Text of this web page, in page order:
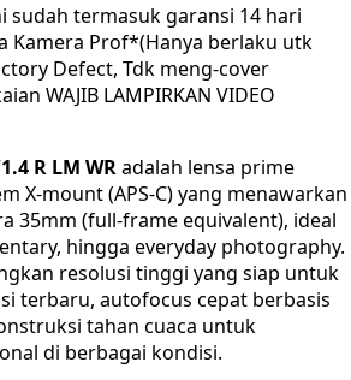
sudah termasuk garansi 14 hari
Kamera Prof*(Hanya berlaku utk
Defect, Tdk meng-cover
WAJIB LAMPIRKAN VIDEO
R LM WRadalah lensa prime
X-mount (APS-C) yang menawarkan
35mm (full-frame equivalent), ideal
hingga everyday photography.
resolusi tinggi yang siap untuk
terbaru, autofocus cepat berbasis
tahan cuaca untuk
di berbagai kondisi.